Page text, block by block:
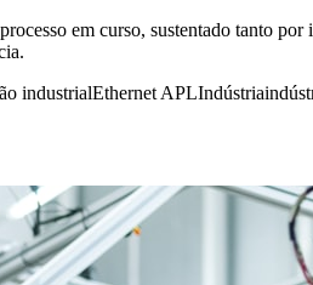
em curso, sustentado tanto
industrialEthernet APLIndústria